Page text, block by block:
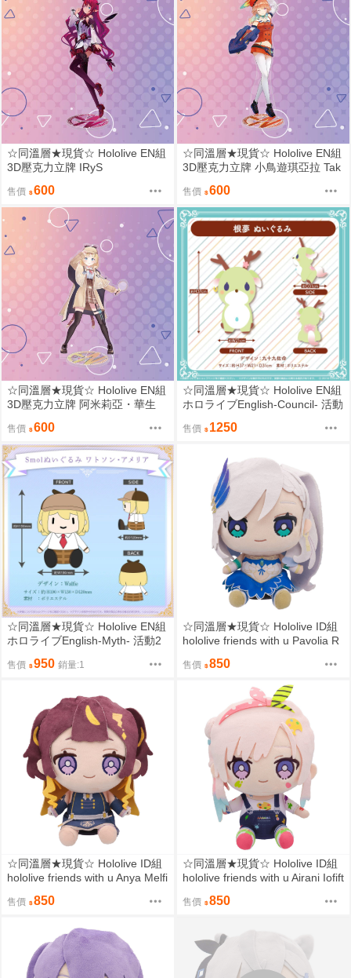
☆同溫層★現貨☆ Hololive EN組
3D壓克力立牌 IRyS
售價 600
☆同溫層★現貨☆ Hololive EN組
3D壓克力立牌 小鳥遊琪亞拉 Tak
售價 600
☆同溫層★現貨☆ Hololive EN組
3D壓克力立牌 阿米莉亞・華生
售價 600
☆同溫層★現貨☆ Hololive EN組
ホロライブEnglish-Council- 活動
法娜 吉祥物娃娃
售價 1250
☆同溫層★現貨☆ Hololive EN組
ホロライブEnglish-Myth- 活動2
米莉亞 Smol娃娃
售價 950 銷量:1
☆同溫層★現貨☆ Hololive ID組
hololive friends with u Pavolia R
售價 850
☆同溫層★現貨☆ Hololive ID組
hololive friends with u Anya Melfi
售價 850
☆同溫層★現貨☆ Hololive ID組
hololive friends with u Airani Iofift
售價 850